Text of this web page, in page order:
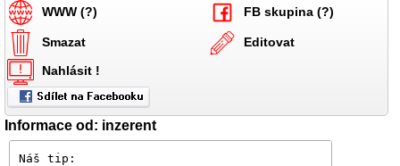
WWW (?)
FB skupina (?)
Smazat
Editovat
Nahlásit !
Informace od: inzerent